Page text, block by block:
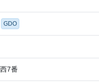
GDO
7番